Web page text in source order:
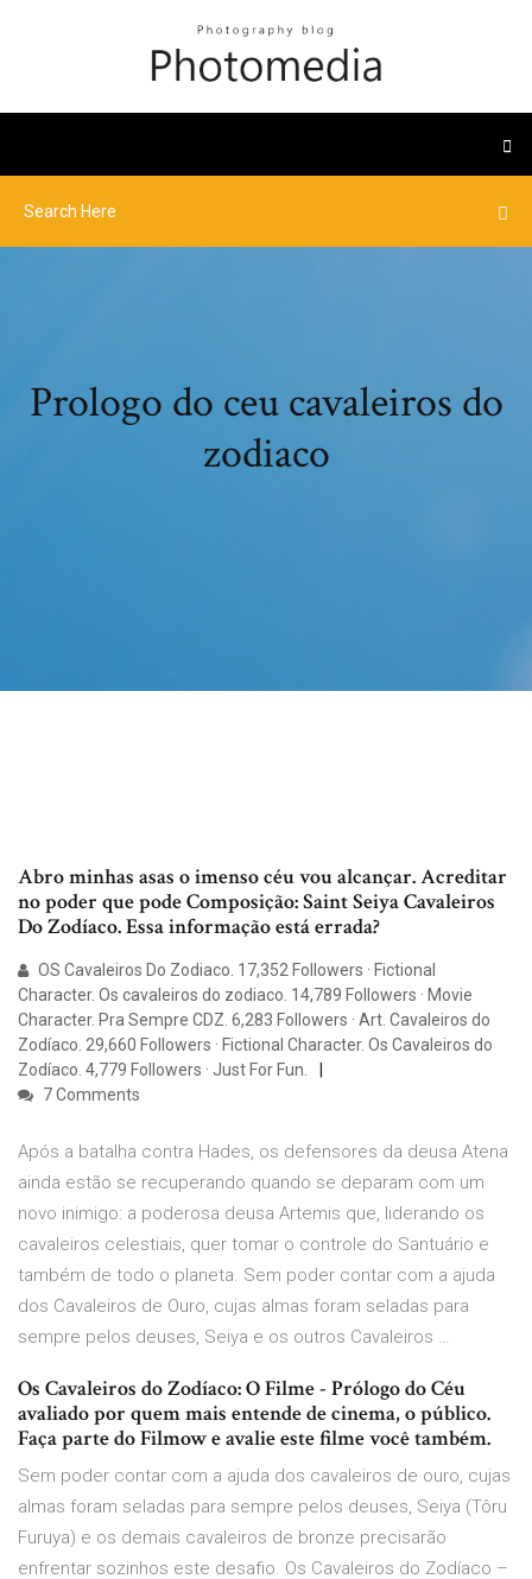
Prologo do ceu cavaleiros do
zodiaco
Abro minhas asas o imenso céu vou alcançar. Acreditar
no poder que pode Composição: Saint Seiya Cavaleiros
Do Zodíaco. Essa informação está errada?
OS Cavaleiros Do Zodiaco. 17,352 Followers · Fictional
Character. Os cavaleiros do zodiaco. 14,789 Followers · Movie
Character. Pra Sempre CDZ. 6,283 Followers · Art. Cavaleiros do
Zodíaco. 29,660 Followers · Fictional Character. Os Cavaleiros do
Zodíaco. 4,779 Followers · Just For Fun.
7 Comments
Após a batalha contra Hades, os defensores da deusa Atena
ainda estão se recuperando quando se deparam com um
novo inimigo: a poderosa deusa Artemis que, liderando os
cavaleiros celestiais, quer tomar o controle do Santuário e
também de todo o planeta. Sem poder contar com a ajuda
dos Cavaleiros de Ouro, cujas almas foram seladas para
sempre pelos deuses, Seiya e os outros Cavaleiros …
Os Cavaleiros do Zodíaco: O Filme - Prólogo do Céu
avaliado por quem mais entende de cinema, o público.
Faça parte do Filmow e avalie este filme você também.
Sem poder contar com a ajuda dos cavaleiros de ouro, cujas
almas foram seladas para sempre pelos deuses, Seiya (Tôru
Furuya) e os demais cavaleiros de bronze precisarão
enfrentar sozinhos este desafio. Os Cavaleiros do Zodíaco –